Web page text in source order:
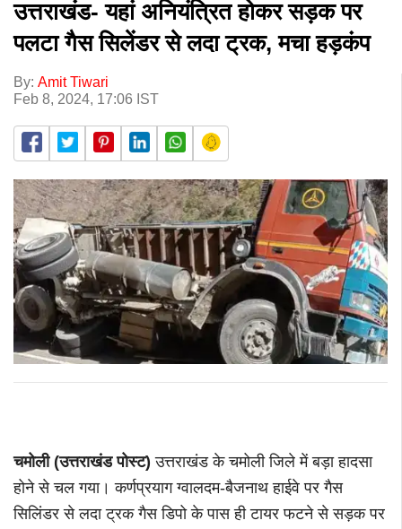
उत्तराखंड- यहां अनियंत्रित होकर सड़क पर
पलटा गैस सिलेंडर से लदा ट्रक, मचा हड़कंप
By: Amit Tiwari
Feb 8, 2024, 17:06 IST
चमोली (उत्तराखंड पोस्ट) उत्तराखंड के चमोली जिले में बड़ा हादसा
होने से चल गया। कर्णप्रयाग ग्वालदम-बैजनाथ हाईवे पर गैस
सिलिंडर से लदा ट्रक गैस डिपो के पास ही टायर फटने से सड़क पर